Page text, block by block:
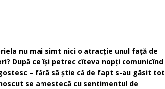
nu mai simt nici o atracţie unul faţă de
După ce îşi petrec cîteva nopţi comunicînd
– fără să ştie că de fapt s-au găsit tot
se amestecă cu sentimentul de